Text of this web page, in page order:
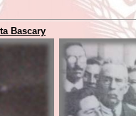
Bascary